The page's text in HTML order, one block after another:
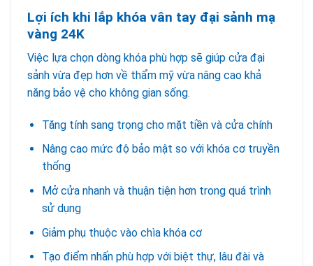
Lợi ích khi lắp khóa vân tay đại sảnh mạ
vàng 24K
Việc lựa chọn dòng khóa phù hợp sẽ giúp cửa đại
sảnh vừa đẹp hơn về thẩm mỹ vừa nâng cao khả
năng bảo vệ cho không gian sống.
Tăng tính sang trọng cho mặt tiền và cửa chính
Nâng cao mức độ bảo mật so với khóa cơ truyền
thống
Mở cửa nhanh và thuận tiện hơn trong quá trình
sử dụng
Giảm phụ thuộc vào chìa khóa cơ
Tạo điểm nhấn phù hợp với biệt thự, lâu đài và